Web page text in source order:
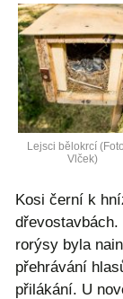
Lejsci bělokrcí
Vlček)
Kosi černí k
rorýsy byla
přehrávání
přilákání. U